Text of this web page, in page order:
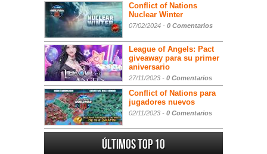
Conflict of Nations
Nuclear Winter
07/02/2024 - 0 Comentarios
League of Angels: Pact
giveaway para su primer
aniversario
27/11/2023 - 0 Comentarios
Conflict of Nations para
jugadores nuevos
02/11/2023 - 0 Comentarios
Últimos Top 10